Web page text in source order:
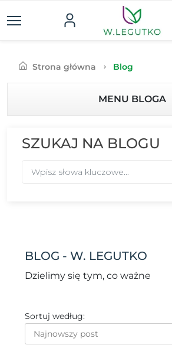
Strona główna Blog
MENU BLOGA
SZUKAJ NA BLOGU
BLOG - W. LEGUTKO
Dzielimy się tym, co ważne
Sortuj według: